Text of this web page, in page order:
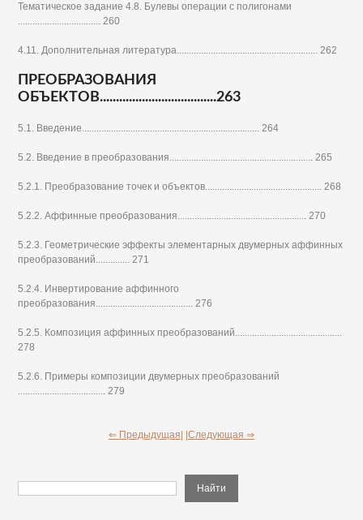
Тематическое задание 4.8. Булевы операции с полигонами
.................................. 260
4.11. Дополнительная литература.......................................................... 262
ПРЕОБРАЗОВАНИЯ
ОБЪЕКТОВ....................................263
5.1. Введение......................................................................... 264
5.2. Введение в преобразования........................................................... 265
5.2.1. Преобразование точек и объектов................................................ 268
5.2.2. Аффинные преобразования..................................................... 270
5.2.3. Геометрические эффекты элементарных двумерных аффинных
преобразований.............. 271
5.2.4. Инвертирование аффинного
преобразования........................................ 276
5.2.5. Композиция аффинных преобразований............................................
278
5.2.6. Примеры композиции двумерных преобразований
.................................... 279
⇐ Предыдущая| |Следующая ⇒